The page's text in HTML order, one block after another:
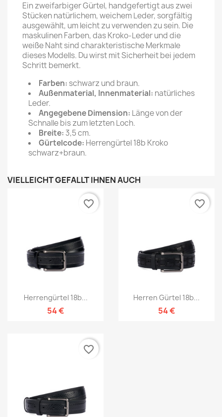
Ein zweifarbiger Gürtel, handgefertigt aus zwei
Stücken natürlichem, weichem Leder, sorgfältig
ausgewählt, um leicht zu verwenden zu sein. Die
maskulinen Farben, das Kroko-Leder und die
weiße Naht sind charakteristische Merkmale
dieses Modells. Du wirst mit Sicherheit bei jedem
Schritt bemerkt.
Farben: schwarz und braun.
Außenmaterial, Innenmaterial: natürliches
Leder.
Angegebene Dimension: Länge von der
Schnalle bis zum letzten Loch.
Breite:3,5 cm.
Gürtelcode: Herrengürtel 18b Kroko
schwarz+braun.
VIELLEICHT GEFÄLLT IHNEN AUCH
Herrengürtel 18b...
54 €
favorite_border
Herren Gürtel 18b...
54 €
favorite_border
favorite_border